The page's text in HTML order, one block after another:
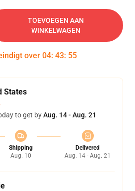
TOEVOEGEN AAN
WINKELWAGEN
over 04: 43: 55
States
to get byAug. 14 - Aug. 21
Shipping
Aug. 10
Delivered
Aug. 14 - Aug. 21